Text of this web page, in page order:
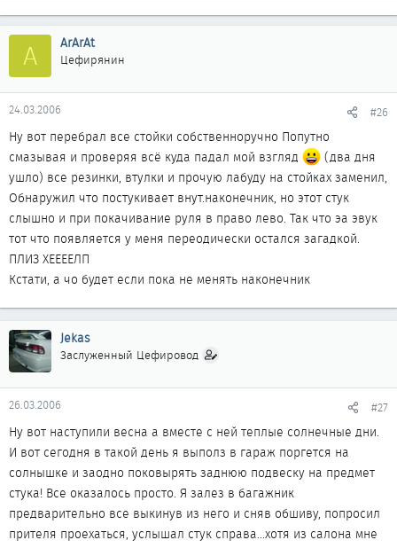
A ArArAt
Цефирянин
24.03.2006 #26
Ну вот перебрал все стойки собственноручно Попутно
смазывая и проверяя всё куда падал мой взгляд
(два дня
ушло) все резинки, втулки и прочую лабуду на стойках заменил,
Обнаружил что постукивает внут.наконечник, но этот стук
слышно и при покачивание руля в право лево. Так что эа эвук
тот что появляется у меня переодически остался загадкой.
ПЛИЗ ХЕЕЕЕЛП
Кстати, а чо будет если пока не менять наконечник
Jekas
Заслуженный Цефировод
26.03.2006 #27
Ну вот наступили весна а вместе с ней теплые солнечные дни.
И вот сегодня в такой день я выполз в гараж поргется на
солнышке и заодно поковырять заднюю подвеску на предмет
стука! Все оказалось просто. Я залез в багажник
предварительно все выкинув из него и сняв обшиву, попросил
прителя проехаться, услышал стук справа...хотя из салона мне